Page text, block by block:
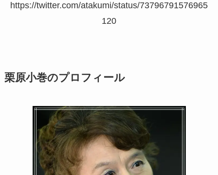
https://twitter.com/atakumi/status/73796791576965
120
栗原小巻のプロフィール